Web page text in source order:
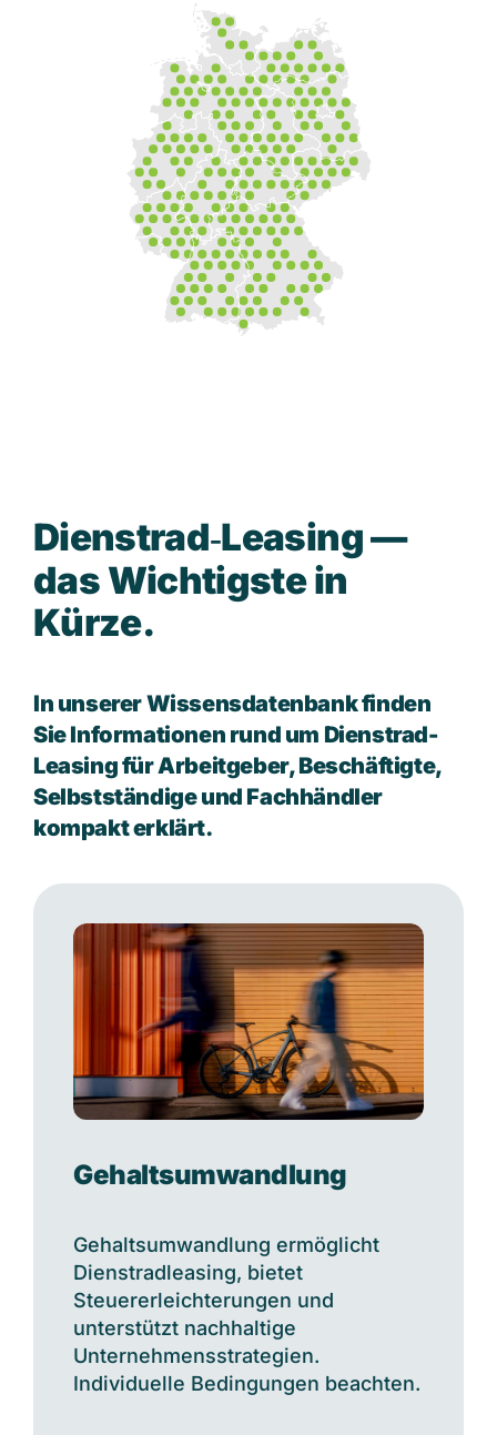
Dienstrad‑Leasing—
das Wichtigstein
Kürze.
In unserer Wissensdatenbank finden
Sie Informationen rund um Dienstrad-
Leasing für Arbeitgeber, Beschäftigte,
Selbstständige und Fachhändler
kompakt erklärt.
Gehaltsumwandlung
Gehaltsumwandlung ermöglicht
Dienstradleasing, bietet
Steuererleichterungen und
unterstützt nachhaltige
Unternehmensstrategien.
Individuelle Bedingungen beachten.